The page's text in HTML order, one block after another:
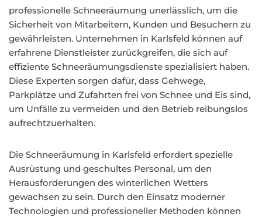
professionelle Schneeräumung unerlässlich, um die
Sicherheit von Mitarbeitern, Kunden und Besuchern zu
gewährleisten. Unternehmen in Karlsfeld können auf
erfahrene Dienstleister zurückgreifen, die sich auf
effiziente Schneeräumungsdienste spezialisiert haben.
Diese Experten sorgen dafür, dass Gehwege,
Parkplätze und Zufahrten frei von Schnee und Eis sind,
um Unfälle zu vermeiden und den Betrieb reibungslos
aufrechtzuerhalten.
Die Schneeräumung in Karlsfeld erfordert spezielle
Ausrüstung und geschultes Personal, um den
Herausforderungen des winterlichen Wetters
gewachsen zu sein. Durch den Einsatz moderner
Technologien und professioneller Methoden können